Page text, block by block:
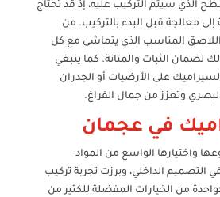
الذي سيتم التركيب عليه، إذ قد تحتاج
معالجة قبل البدء بالتركيب. من
اللاصق المناسب الذي يتماشى مع كل
لضمان الثبات والمتانة. كما ينبغي
على الأرضيات أو الجدران
وتعزز من جمال الفراغ.
في عجمان
واختيارها الواسع من المواد
التصميم الداخلي، وبرزت تجربة تركيب
من الخيارات المفضلة للكثير من